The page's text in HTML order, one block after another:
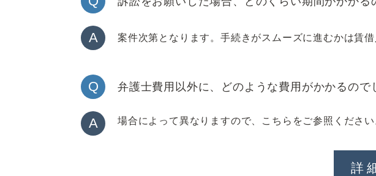
A 案件次第となります。手続きがスムーズに進むかは賃
Q 弁護士費用以外に、どのような費用がかかるので
A 場合によって異なりますので、こちらをご参照ください
詳